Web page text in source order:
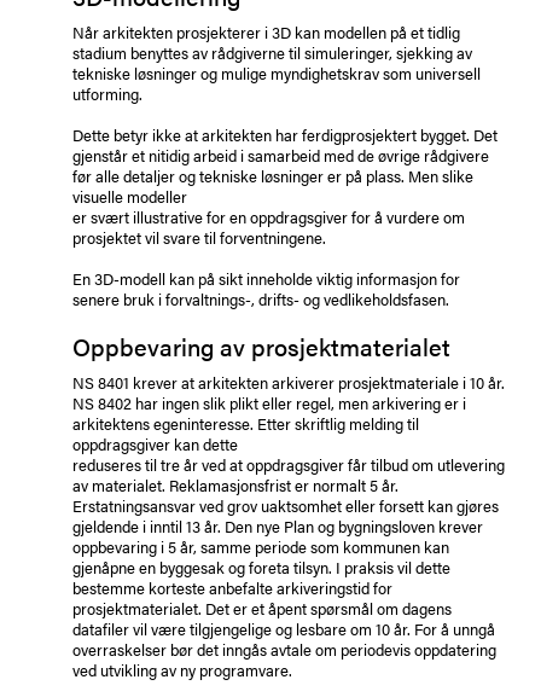
Når arkitekten prosjekterer i 3D kan modellen på et tidlig
stadium benyttes av rådgiverne til simuleringer, sjekking av
tekniske løsninger og mulige myndighetskrav som universell
utforming.
Dette betyr ikke at arkitekten har ferdigprosjektert bygget. Det
gjenstår et nitidig arbeid i samarbeid med de øvrige rådgivere
før alle detaljer og tekniske løsninger er på plass. Men slike
visuelle modeller
er svært illustrative for en oppdragsgiver for å vurdere om
prosjektet vil svare til forventningene.
En 3D-modell kan på sikt inneholde viktig informasjon for
senere bruk i forvaltnings-, drifts- og vedlikeholdsfasen.
Oppbevaring av prosjektmaterialet
NS 8401 krever at arkitekten arkiverer prosjektmateriale i 10 år.
NS 8402 har ingen slik plikt eller regel, men arkivering er i
arkitektens egeninteresse. Etter skriftlig melding til
oppdragsgiver kan dette
reduseres til tre år ved at oppdragsgiver får tilbud om utlevering
av materialet. Reklamasjonsfrist er normalt 5 år.
Erstatningsansvar ved grov uaktsomhet eller forsett kan gjøres
gjeldende i inntil 13 år. Den nye Plan og bygningsloven krever
oppbevaring i 5 år, samme periode som kommunen kan
gjenåpne en byggesak og foreta tilsyn. I praksis vil dette
bestemme korteste anbefalte arkiveringstid for
prosjektmaterialet. Det er et åpent spørsmål om dagens
datafiler vil være tilgjengelige og lesbare om 10 år. For å unngå
overraskelser bør det inngås avtale om periodevis oppdatering
ved utvikling av ny programvare.